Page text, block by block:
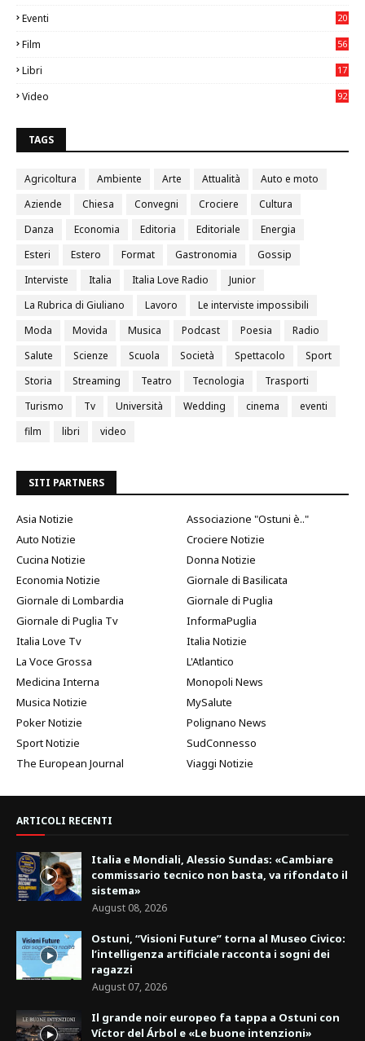
Eventi
20
Film
56
Libri
17
Video
92
TAGS
Agricoltura Ambiente Arte Attualità
Auto e moto
Aziende
Chiesa Convegni Crociere
Cultura
Danza
Economia Editoria Editoriale
Energia
Esteri
Estero Format Gastronomia
Gossip
Interviste
Italia Italia Love Radio
Junior
La Rubrica di Giuliano
Lavoro
Le interviste impossibili
Moda
Movida Musica Podcast Poesia
Radio
Salute
Scienze Scuola Società Spettacolo
Sport
Storia
Streaming Teatro Tecnologia
Trasporti
Turismo
Tv Università Wedding cinema
eventi
film
libri video
SITI PARTNERS
Asia Notizie
Associazione "Ostuni è.."
Auto Notizie
Crociere Notizie
Cucina Notizie
Donna Notizie
Economia Notizie
Giornale di Basilicata
Giornale di Lombardia
Giornale di Puglia
Giornale di Puglia Tv
InformaPuglia
Italia Love Tv
Italia Notizie
La Voce Grossa
L'Atlantico
Medicina Interna
Monopoli News
Musica Notizie
MySalute
Poker Notizie
Polignano News
Sport Notizie
SudConnesso
The European Journal
Viaggi Notizie
ARTICOLI RECENTI
Italia e Mondiali, Alessio Sundas: «Cambiare
commissario tecnico non basta, va rifondato il
sistema»
August 08, 2026
Ostuni, “Visioni Future” torna al Museo Civico:
l’intelligenza artificiale racconta i sogni dei
ragazzi
August 07, 2026
Il grande noir europeo fa tappa a Ostuni con
Víctor del Árbol e «Le buone intenzioni»